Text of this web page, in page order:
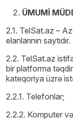
ÜMUMİ
2.1. TelSat.az –
elanlarının saytıdır.
2.2. TelSat.az
bir platforma
kateqoriya üzrə
2.2.1. Telefonlar;
2.2.2. Komputer